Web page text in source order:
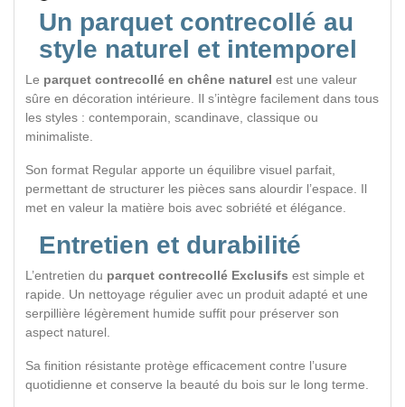
Un parquet contrecollé au
style naturel et intemporel
Le parquet contrecollé en chêne naturel est une valeur
sûre en décoration intérieure. Il s’intègre facilement dans tous
les styles : contemporain, scandinave, classique ou
minimaliste.
Son format Regular apporte un équilibre visuel parfait,
permettant de structurer les pièces sans alourdir l’espace. Il
met en valeur la matière bois avec sobriété et élégance.
Entretien et durabilité
L’entretien du parquet contrecollé Exclusifs est simple et
rapide. Un nettoyage régulier avec un produit adapté et une
serpillière légèrement humide suffit pour préserver son
aspect naturel.
Sa finition résistante protège efficacement contre l’usure
quotidienne et conserve la beauté du bois sur le long terme.